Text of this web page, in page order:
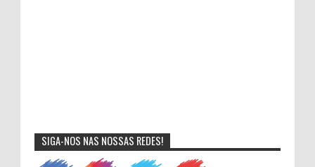
SIGA-NOS NAS NOSSAS REDES!